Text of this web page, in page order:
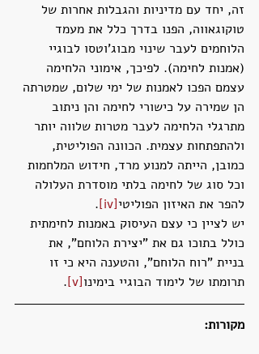
זה, יחד עם מדיניות והגבלות אחרות של
טוקוגאווה, הפנו בדרך כלל את מעמד
הלוחמים לעבר שינוי מבוג'וטסו לבוגיי
(אמנות לחימה). לפיכך, אימוני הלחימה
עצמם הפכו לאמנות של ימי שלום, שמטרתה
הן שמירה על כישורי לחימה והן ניתוב
מתרגלי הלחימה לעבר מטרות שלווה יותר
ולהתפתחות עצמית. הכוונה הפוליטית,
כמובן, הייתה למנוע מרד, חידוש המלחמות
וכל סוג של לחימה בלתי מוסדרת העלולה
להפר את האיזון הפוליטי[iv]
.
יש לציין כי עצם העיסוק באמנות לחימתית
כולל בתוכו גם את "יצירת הלוחם", את
בניית "רוח הלוחם", והטענה היא כי זו
תרומתו של לימוד הבוגיי בימינו[v]
.
מקורות: